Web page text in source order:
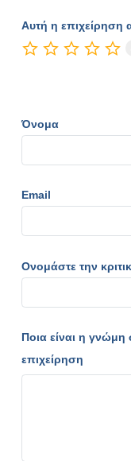
Αυτή η επιχείρηση
Όνομα
Email
Ονομάστε την
Ποια είναι η γνώμη
επιχείρηση